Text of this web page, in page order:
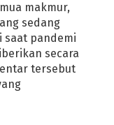
Warga Sukajaya
Dokter Sarankan
SUARA
JA 100%: Jokowi
bisa
Budaya Indonesia
makmur,
sedang
saat pandemi
secara
tersebut